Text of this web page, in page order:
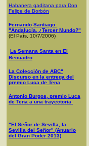
Habanera gaditana para Don
Felipe de Borbón
Fernando Santiago:
"Andalucía, ¿Tercer Mundo?"
(El País, 10/7/2006)
La Semana Santa en El
Recuadro
La Colección de ABC"
Discurso en la entrega del
premio Luca de Tena
Antonio Burgos, premio Luca
de Tena a una trayectoria
"El Señor de Sevilla, la
Sevilla del Señor" (Anuario
del Gran Poder 2013)